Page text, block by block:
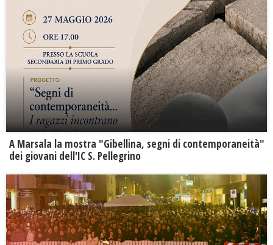
A Marsala la mostra "Gibellina, segni di contemporaneità"
dei giovani dell'IC S. Pellegrino